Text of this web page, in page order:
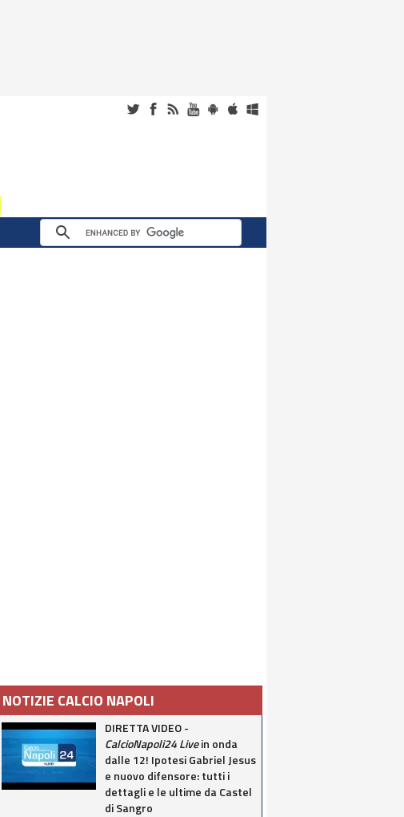
NOTIZIE CALCIO NAPOLI
DIRETTA VIDEO -
CalcioNapoli24 Livein onda
dalle 12! Ipotesi Gabriel Jesus
e nuovo difensore: tutti i
dettagli e le ultime da Castel
di Sangro